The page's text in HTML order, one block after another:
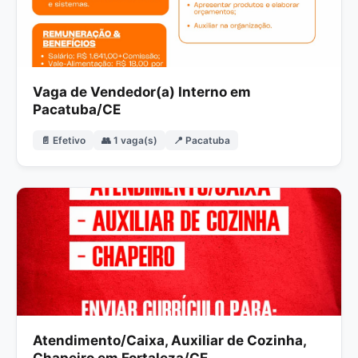
Vaga de Vendedor(a) Interno em
Pacatuba/CE
📄 Efetivo 👥 1 vaga(s) 📍 Pacatuba
Atendimento/Caixa, Auxiliar de Cozinha,